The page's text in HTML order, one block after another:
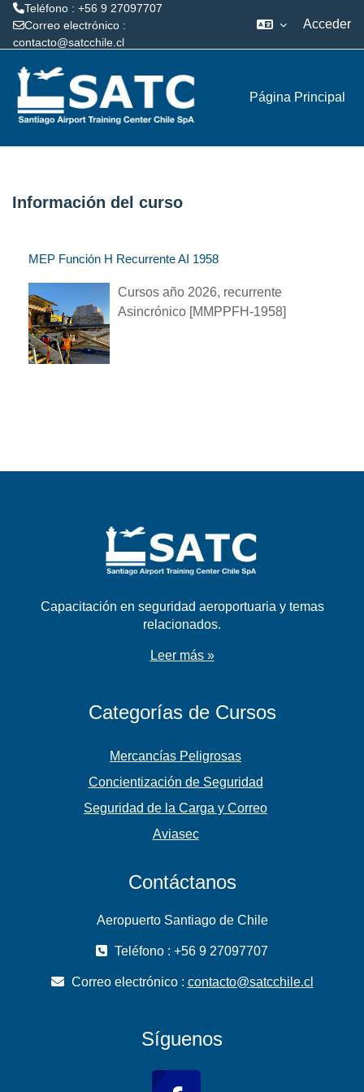
Teléfono : +56 9 27097707
Correo electrónico :
contacto@satcchile.cl
Acceder
Página Principal
Información del curso
MEP Función H Recurrente AI 1958
Cursos año 2026, recurrente
Asincrónico [MMPPFH-1958]
Capacitación en seguridad aeroportuaria y temas
relacionados.
Leer más »
Categorías de Cursos
Mercancías Peligrosas
Concientización de Seguridad
Seguridad de la Carga y Correo
Aviasec
Contáctanos
Aeropuerto Santiago de Chile
Teléfono : +56 9 27097707
Correo electrónico : contacto@satcchile.cl
Síguenos